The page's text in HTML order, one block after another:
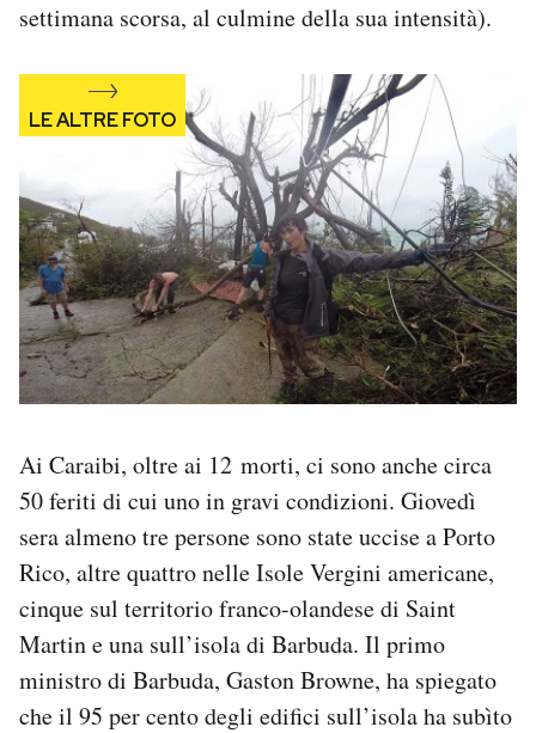
settimana scorsa, al culmine della sua intensità).
Ai Caraibi, oltre ai 12 morti, ci sono anche circa
50 feriti di cui uno in gravi condizioni. Giovedì
sera almeno tre persone sono state uccise a Porto
Rico, altre quattro nelle Isole Vergini americane,
cinque sul territorio franco-olandese di Saint
Martin e una sull’isola di Barbuda. Il primo
ministro di Barbuda, Gaston Browne, ha spiegato
che il 95 per cento degli edifici sull’isola ha subìto